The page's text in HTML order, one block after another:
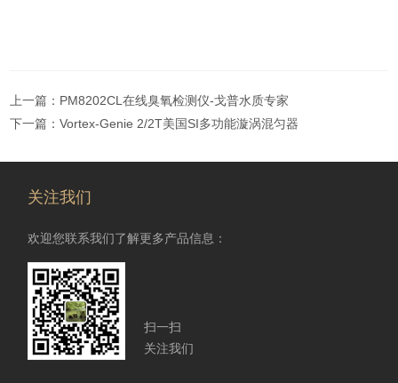
上一篇： PM8202CL在线臭氧检测仪-戈普水质专家
下一篇：Vortex-Genie 2/2T美国SI多功能漩涡混匀器
关注我们
欢迎您联系我们了解更多产品信息：
扫一扫
关注我们